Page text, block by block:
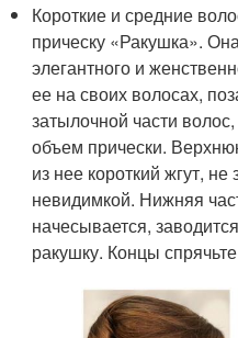
Короткие и средние
прическу «Ракушка».
элегантного и
ее на своих волосах,
затылочной части
объем прически.
из нее короткий жгут, не
невидимкой. Нижняя
начесывается,
ракушку. Концы